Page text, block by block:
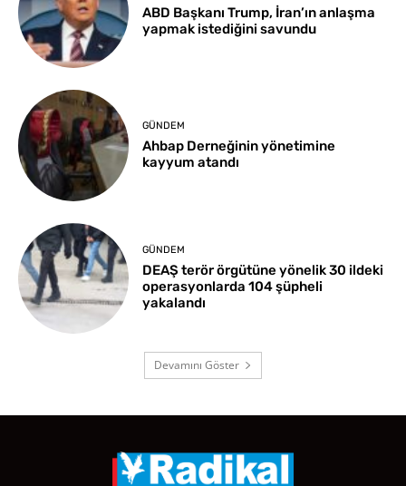
ABD Başkanı Trump, İran’ın anlaşma
yapmak istediğini savundu
GÜNDEM
Ahbap Derneğinin yönetimine
kayyum atandı
GÜNDEM
DEAŞ terör örgütüne yönelik 30 ildeki
operasyonlarda 104 şüpheli
yakalandı
Devamını Göster